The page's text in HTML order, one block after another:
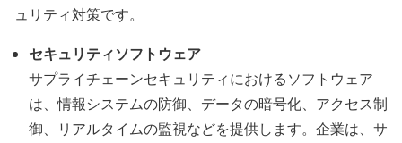
ュリティ対策です。
セキュリティソフトウェア
サプライチェーンセキュリティにおけるソフトウェア
は、情報システムの防御、データの暗号化、アクセス制
御、リアルタイムの監視などを提供します。企業は、サ